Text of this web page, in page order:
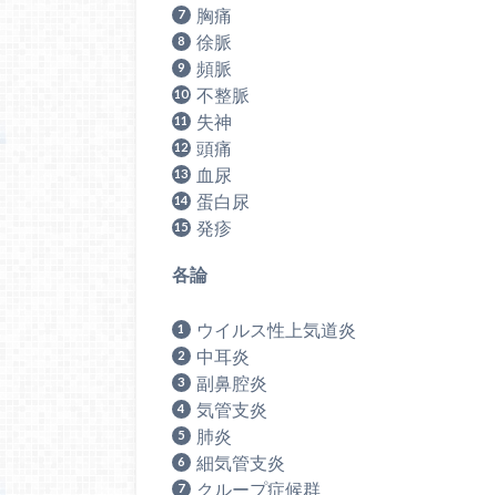
胸痛
徐脈
頻脈
不整脈
失神
頭痛
血尿
蛋白尿
発疹
各論
ウイルス性上気道炎
中耳炎
副鼻腔炎
気管支炎
肺炎
細気管支炎
クループ症候群